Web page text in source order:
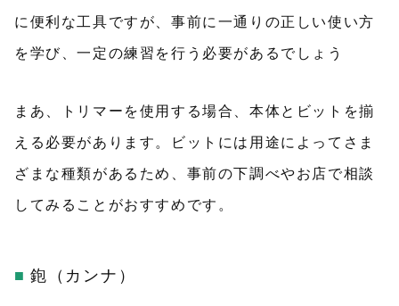
に便利な工具ですが、事前に一通りの正しい使い方
を学び、一定の練習を行う必要があるでしょう
まあ、トリマーを使用する場合、本体とビットを揃
える必要があります。ビットには用途によってさま
ざまな種類があるため、事前の下調べやお店で相談
してみることがおすすめです。
鉋（カンナ）